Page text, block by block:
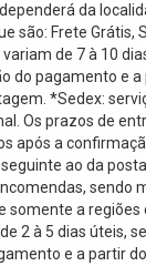
da
são: Frete Grátis,
de 7 à 10
do pagamento e
*Sedex:
Os prazos de
após a
ao da
sendo
somente a regiões
2 à 5 dias úteis,
e a partir